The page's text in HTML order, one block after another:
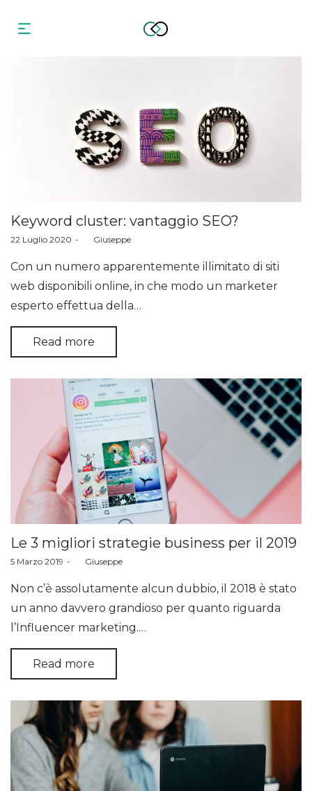
Keyword cluster: vantaggio SEO?
Posted
22 Luglio 2020 Giuseppe
Con un numero apparentemente illimitato di siti
web disponibili online, in che modo un marketer
esperto effettua della…
Read more
Le 3 migliori strategie business per il 2019
Posted
5 Marzo 2019 Giuseppe
Non c’è assolutamente alcun dubbio, il 2018 è stato
un anno davvero grandioso per quanto riguarda
l’Influencer marketing.…
Read more